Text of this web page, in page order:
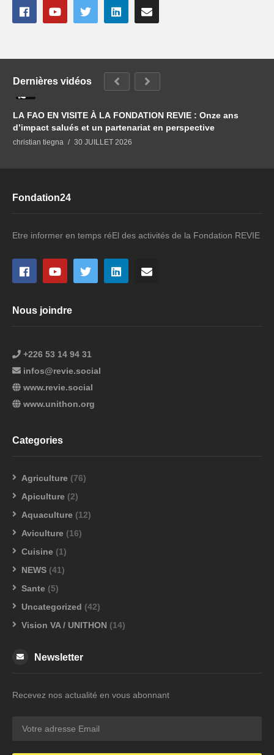
Dernières vidéos
LA FAO EN VISITE À LA FONDATION REVIE : Onze ans
d’impact salués et un partenariat en perspective
christian tiegna 30 JUILLET 2026
Fondation24
Etre informer en temps réEl des activités de la Fondation REVIE
Nous joindre
+226 53 14 94 31
infos@revie.social
www.revie.social
www.unithon.org
Categories
Agriculture (76)
Apiculture (2)
Aquaculture (12)
Aviculture (16)
Cuisine (1)
NEWS (41)
Sante (5)
Uncategorized (42)
Vision VA / UNITHON (14)
Newsletter
Recevez nos actualité en vous abonnant